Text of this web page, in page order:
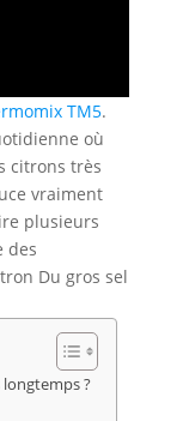
TM5.
où
citrons très
vraiment
plusieurs
des
Du gros sel
?